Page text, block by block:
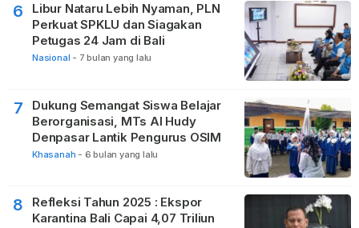
6
Libur Nataru Lebih Nyaman, PLN
Perkuat SPKLU dan Siagakan
Petugas 24 Jam di Bali
Nasional - 7 bulan yang lalu
7
Dukung Semangat Siswa Belajar
Berorganisasi, MTs Al Hudy
Denpasar Lantik Pengurus OSIM
Khasanah - 6 bulan yang lalu
8
Refleksi Tahun 2025 : Ekspor
Karantina Bali Capai 4,07 Triliun